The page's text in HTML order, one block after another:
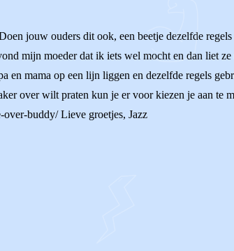
jouw ouders dit ook, een beetje dezelfde
mijn moeder dat ik iets wel mocht en dan liet
en mama op een lijn liggen en dezelfde regels
over wilt praten kun je er voor kiezen je aan
buddy/ Lieve groetjes, Jazz